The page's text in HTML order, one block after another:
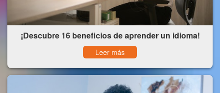
¡Descubre 16 beneficios de aprender un idioma!
Leer más